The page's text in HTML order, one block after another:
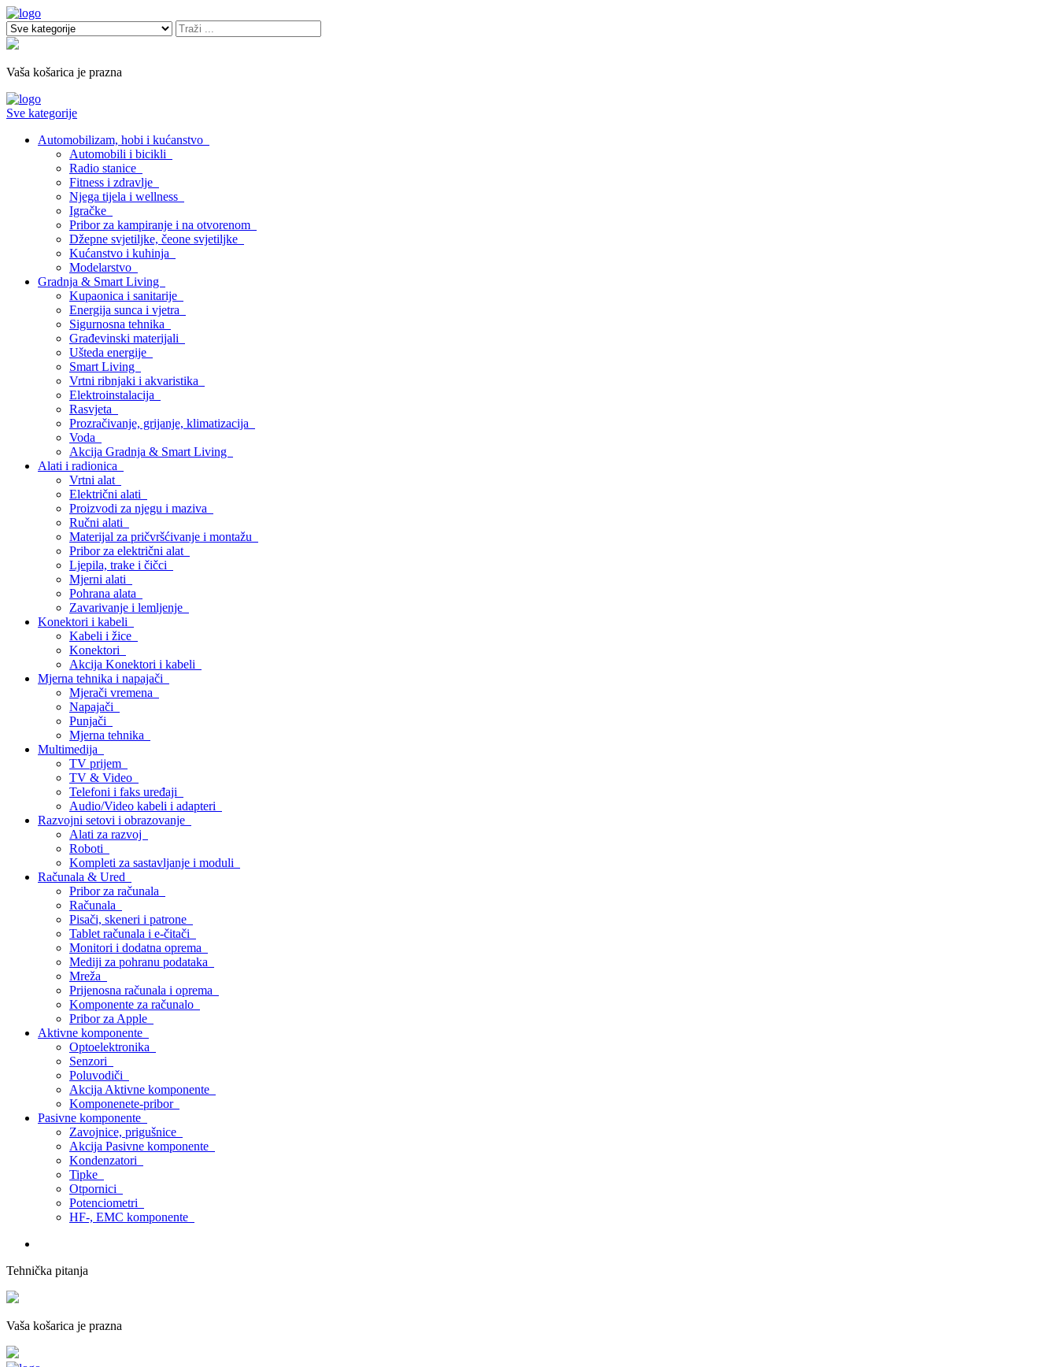
Vaša košarica je prazna
Sve kategorije
Automobilizam, hobi i kućanstvo
Automobili i bicikli
Radio stanice
Fitness i zdravlje
Njega tijela i wellness
Igračke
Pribor za kampiranje i na otvorenom
Džepne svjetiljke, čeone svjetiljke
Kućanstvo i kuhinja
Modelarstvo
Gradnja & Smart Living
Kupaonica i sanitarije
Energija sunca i vjetra
Sigurnosna tehnika
Građevinski materijali
Ušteda energije
Smart Living
Vrtni ribnjaki i akvaristika
Elektroinstalacija
Rasvjeta
Prozračivanje, grijanje, klimatizacija
Voda
Akcija Gradnja & Smart Living
Alati i radionica
Vrtni alat
Električni alati
Proizvodi za njegu i maziva
Ručni alati
Materijal za pričvršćivanje i montažu
Pribor za električni alat
Ljepila, trake i čičci
Mjerni alati
Pohrana alata
Zavarivanje i lemljenje
Konektori i kabeli
Kabeli i žice
Konektori
Akcija Konektori i kabeli
Mjerna tehnika i napajači
Mjerači vremena
Napajači
Punjači
Mjerna tehnika
Multimedija
TV prijem
TV & Video
Telefoni i faks uređaji
Audio/Video kabeli i adapteri
Razvojni setovi i obrazovanje
Alati za razvoj
Roboti
Kompleti za sastavljanje i moduli
Računala & Ured
Pribor za računala
Računala
Pisači, skeneri i patrone
Tablet računala i e-čitači
Monitori i dodatna oprema
Mediji za pohranu podataka
Mreža
Prijenosna računala i oprema
Komponente za računalo
Pribor za Apple
Aktivne komponente
Optoelektronika
Senzori
Poluvodiči
Akcija Aktivne komponente
Komponenete-pribor
Pasivne komponente
Zavojnice, prigušnice
Akcija Pasivne komponente
Kondenzatori
Tipke
Otpornici
Potenciometri
HF-, EMC komponente
Tehnička pitanja
Vaša košarica je prazna